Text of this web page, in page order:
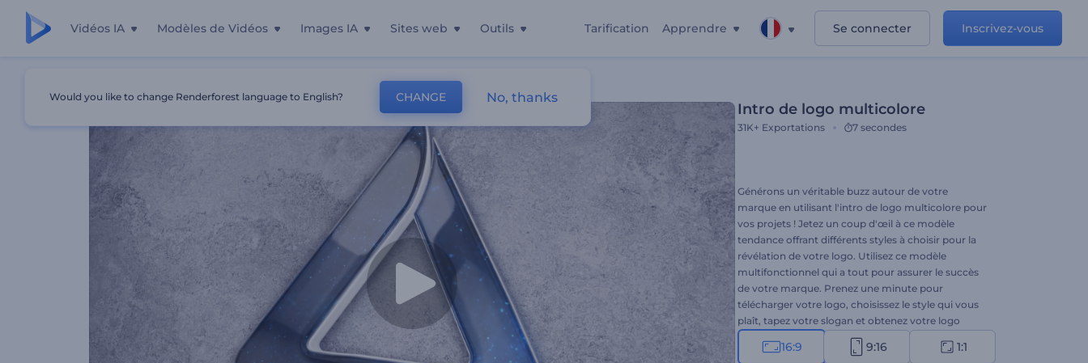
Vidéos IA Modèles de Vidéos Images IA Sites web Outils Tarification Apprendre Se connecter Inscrivez-vous
Intro de logo multicolore
31K+ Exportations 7 secondes
Générons un véritable buzz autour de votre
marque en utilisant l'intro de logo multicolore pour
vos projets ! Jetez un coup d'œil à ce modèle
tendance offrant différents styles à choisir pour la
révélation de votre logo. Utilisez ce modèle
multifonctionnel qui a tout pour assurer le succès
de votre marque. Prenez une minute pour
télécharger votre logo, choisissez le style qui vous
plaît, tapez votre slogan et obtenez votre logo
révélé en quelques clics. Parfait pour les
promotions de marque, les publicités télévisées, les
16:9 9:16 1:1
Would you like to change Renderforest language to English? CHANGE No, thanks